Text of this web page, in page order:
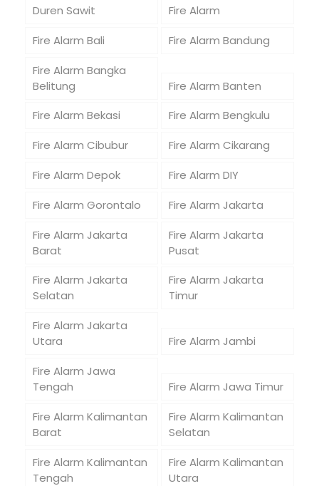
Duren Sawit
Fire Alarm
Fire Alarm Bali
Fire Alarm Bandung
Fire Alarm Bangka
Belitung
Fire Alarm Banten
Fire Alarm Bekasi
Fire Alarm Bengkulu
Fire Alarm Cibubur
Fire Alarm Cikarang
Fire Alarm Depok
Fire Alarm DIY
Fire Alarm Gorontalo
Fire Alarm Jakarta
Fire Alarm Jakarta
Barat
Fire Alarm Jakarta
Pusat
Fire Alarm Jakarta
Selatan
Fire Alarm Jakarta
Timur
Fire Alarm Jakarta
Utara
Fire Alarm Jambi
Fire Alarm Jawa
Tengah
Fire Alarm Jawa Timur
Fire Alarm Kalimantan
Barat
Fire Alarm Kalimantan
Selatan
Fire Alarm Kalimantan
Tengah
Fire Alarm Kalimantan
Utara